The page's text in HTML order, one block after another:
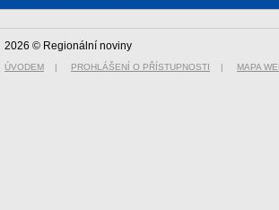
2026 © Regionální noviny
ÚVODEM | PROHLÁŠENÍ O PŘÍSTUPNOSTI | MAPA